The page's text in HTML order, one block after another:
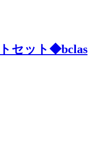
セット◆bclas